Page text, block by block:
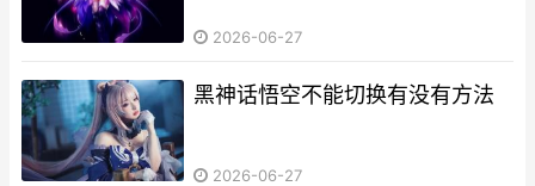
2026-06-27
黑神话悟空不能切换有没有方法
2026-06-27